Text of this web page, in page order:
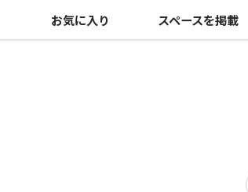
お気に入り スペースを掲載